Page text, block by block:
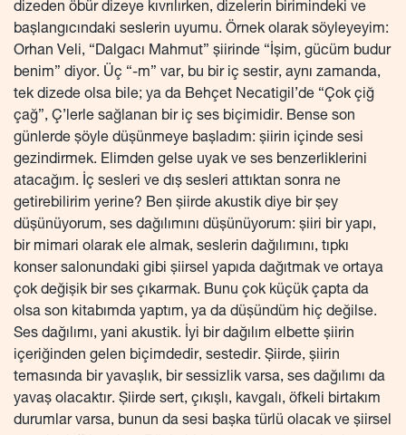
dizeden öbür dizeye kıvrılırken, dizelerin birimindeki ve
başlangıcındaki seslerin uyumu. Örnek olarak söyleyeyim:
Orhan Veli, “Dalgacı Mahmut” şiirinde “İşim, gücüm budur
benim” diyor. Üç “-m” var, bu bir iç sestir, aynı zamanda,
tek dizede olsa bile; ya da Behçet Necatigil’de “Çok çiğ
çağ”, Ç’lerle sağlanan bir iç ses biçimidir. Bense son
günlerde şöyle düşünmeye başladım: şiirin içinde sesi
gezindirmek. Elimden gelse uyak ve ses benzerliklerini
atacağım. İç sesleri ve dış sesleri attıktan sonra ne
getirebilirim yerine? Ben şiirde akustik diye bir şey
düşünüyorum, ses dağılımını düşünüyorum: şiiri bir yapı,
bir mimari olarak ele almak, seslerin dağılımını, tıpkı
konser salonundaki gibi şiirsel yapıda dağıtmak ve ortaya
çok değişik bir ses çıkarmak. Bunu çok küçük çapta da
olsa son kitabımda yaptım, ya da düşündüm hiç değilse.
Ses dağılımı, yani akustik. İyi bir dağılım elbette şiirin
içeriğinden gelen biçimdedir, sestedir. Şiirde, şiirin
temasında bir yavaşlık, bir sessizlik varsa, ses dağılımı da
yavaş olacaktır. Şiirde sert, çıkışlı, kavgalı, öfkeli birtakım
durumlar varsa, bunun da sesi başka türlü olacak ve şiirsel